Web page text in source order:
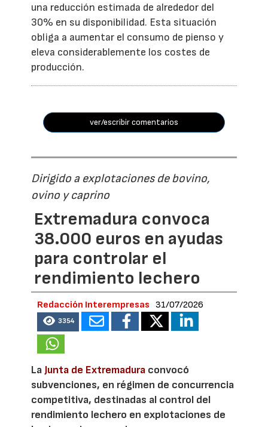
una reducción estimada de alrededor del
30% en su disponibilidad. Esta situación
obliga a aumentar el consumo de pienso y
eleva considerablemente los costes de
producción.
ver/escribir comentarios
Dirigido a explotaciones de bovino,
ovino y caprino
Extremadura convoca
38.000 euros en ayudas
para controlar el
rendimiento lechero
Redacción Interempresas 31/07/2026
3354
La Junta de Extremadura convocó
subvenciones, en régimen de concurrencia
competitiva, destinadas al control del
rendimiento lechero en explotaciones de